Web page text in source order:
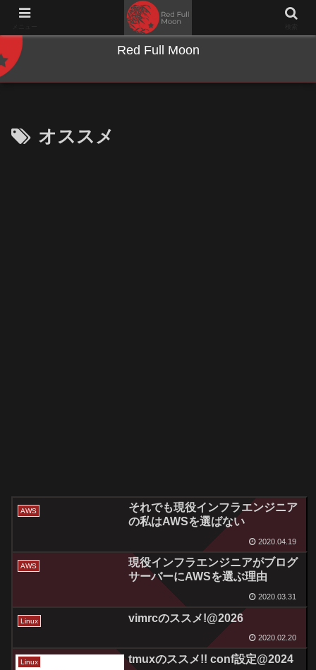
NWとキーボードのジャンク沼に沈む夜
Red Full Moon
オススメ
AWS
それでも現役インフラエンジニア
の私はAWSを選ばない
2020.04.19
AWS
現役インフラエンジニアがブログ
サーバーにAWSを選ぶ理由
2020.03.31
Linux vimrcのススメ!@2026
2020.02.20
Linux tmuxのススメ!! conf設定@2024